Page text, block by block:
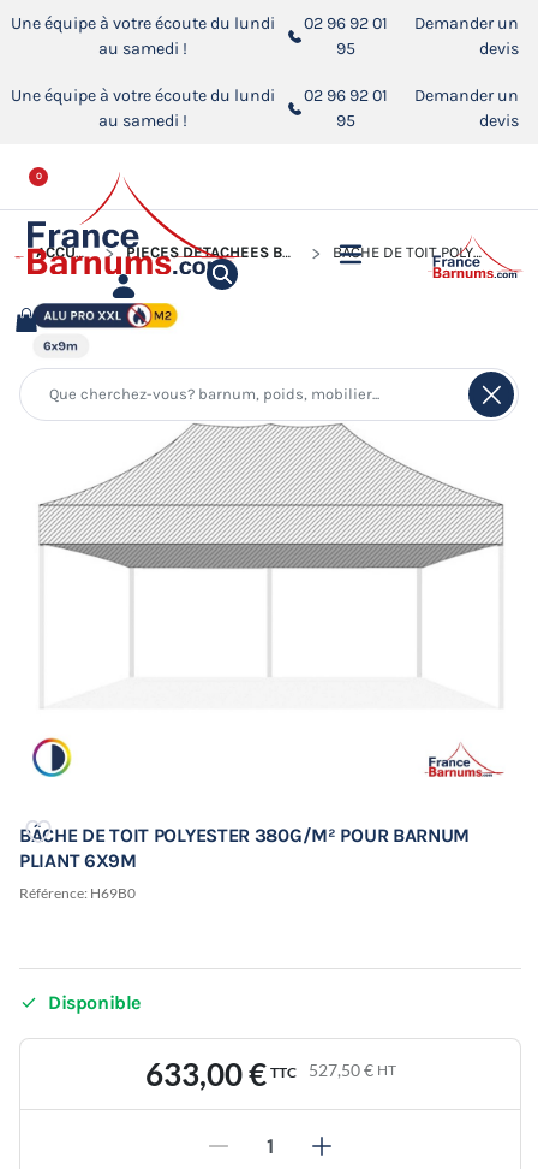
Une équipe à votre écoute du lundi
au samedi !
02 96 92 01
95
Demander un
devis
Une équipe à votre écoute du lundi
au samedi !
02 96 92 01
95
Demander un
devis
0
ACCUEIL PIÈCES DÉTACHÉES BARNUMS PLIANTS BÂCHE DE TOIT POLYESTER 380G/M² POUR BARNUM PLIANT 6X9M
BÂCHE DE TOIT POLYESTER 380G/M² POUR BARNUM
PLIANT 6X9M
Référence: H69B0
 Disponible
633,00 € TTC 527,50 € HT
- +